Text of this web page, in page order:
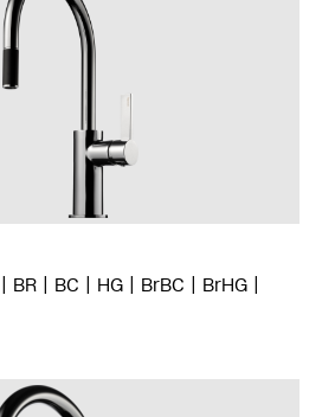
BR BC HG BrBC
BrHG